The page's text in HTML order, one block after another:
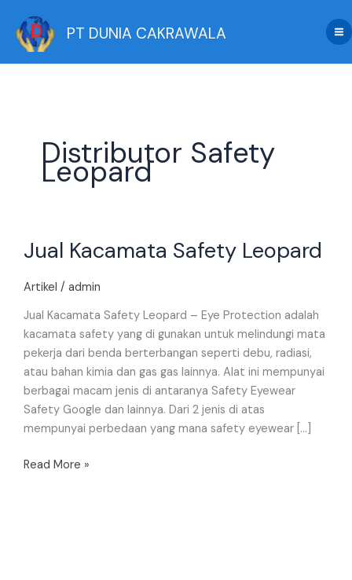
content
PT DUNIA CAKRAWALA
Distributor Safety
Leopard
Jual Kacamata Safety Leopard
Artikel / admin
Jual Kacamata Safety Leopard – Eye Protection adalah
kacamata safety yang di gunakan untuk melindungi mata
pekerja dari benda berterbangan seperti debu, radiasi,
atau bahan kimia dan gas gas lainnya. Alat ini mempunyai
berbagai macam jenis di antaranya Safety Eyewear
Safety Google dan lainnya. Dari 2 jenis di atas
mempunyai perbedaan yang mana safety eyewear […]
Kacamata
Leopard
Read More »